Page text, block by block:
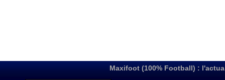
Maxifoot (100% Football) :